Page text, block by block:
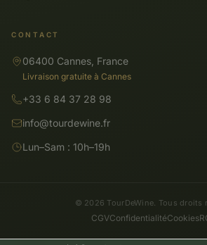
CONTACT
06400 Cannes, France
Livraison gratuite à Cannes
+33 6 84 37 28 98
info@tourdewine.fr
Lun–Sam : 10h–19h
© 2026 TourDeWine. Tous droits
CGVConfidentialitéCookies